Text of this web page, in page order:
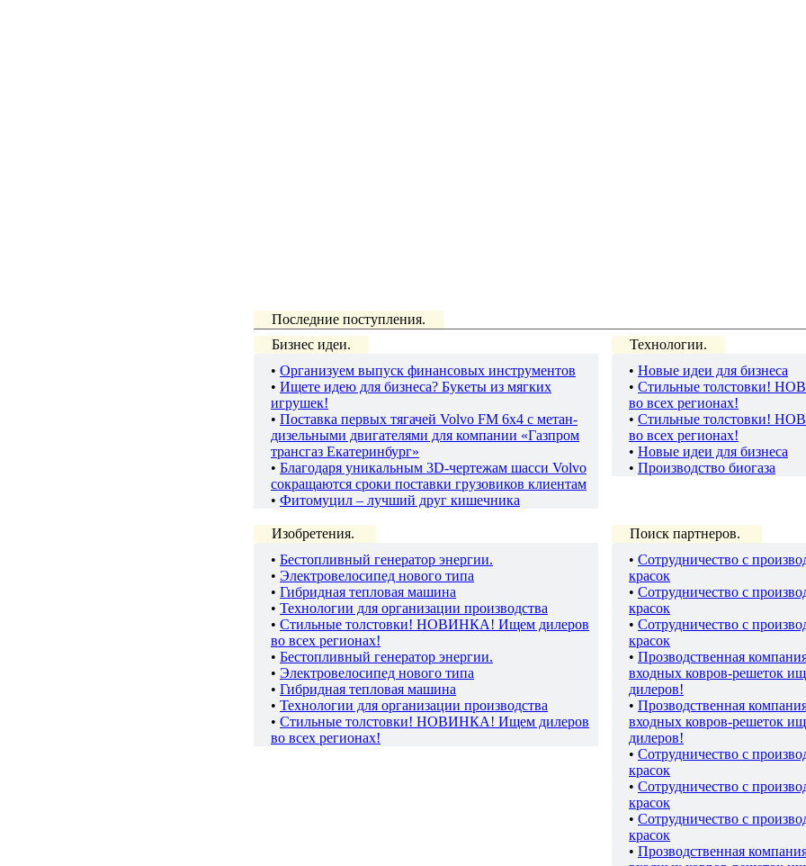
Последние поступления.
Бизнес идеи.
• Организуем выпуск финансовых инструментов
• Ищете идею для бизнеса? Букеты из мягких
игрушек!
• Поставка первых тягачей Volvo FM 6х4 с метан-
дизельными двигателями для компании «Газпром
трансгаз Екатеринбург»
• Благодаря уникальным 3D-чертежам шасси Volvo
сокращаются сроки поставки грузовиков клиентам
• Фитомуцил – лучший друг кишечника
Технологии.
• Новые идеи для бизнеса
• Стильные толстовки!
во всех регионах!
• Стильные толстовки!
во всех регионах!
• Новые идеи для бизнеса
• Производство биогаза
Изобретения.
• Бестопливный генератор энергии.
• Электровелосипед нового типа
• Гибридная тепловая машина
• Технологии для организации производства
• Стильные толстовки! НОВИНКА! Ищем дилеров
во всех регионах!
• Бестопливный генератор энергии.
• Электровелосипед нового типа
• Гибридная тепловая машина
• Технологии для организации производства
• Стильные толстовки! НОВИНКА! Ищем дилеров
во всех регионах!
Поиск партнеров.
• Сотрудничество с
красок
• Сотрудничество с
красок
• Сотрудничество с
красок
• Прозводственная
входных ковров-решеток
дилеров!
• Прозводственная
входных ковров-решеток
дилеров!
• Сотрудничество с
красок
• Сотрудничество с
красок
• Сотрудничество с
красок
• Прозводственная